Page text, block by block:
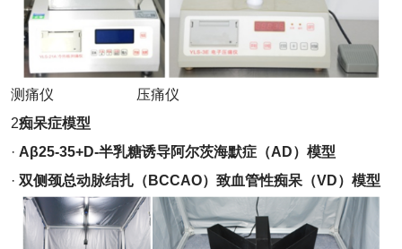
测痛仪 压痛仪
2痴呆症模型
· Aβ25-35+D-半乳糖诱导阿尔茨海默症（AD）模型
· 双侧颈总动脉结扎（BCCAO）致血管性痴呆（VD）模型